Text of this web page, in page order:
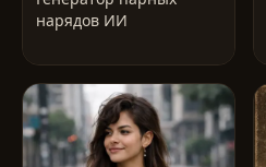
нарядов ИИ